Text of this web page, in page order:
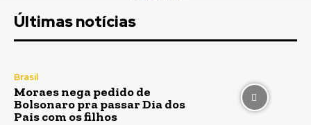
Últimas notícias
Brasil
Moraes nega pedido de
Bolsonaro pra passar Dia dos
Pais com os filhos